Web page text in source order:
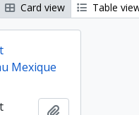
Card view Table
Mexique